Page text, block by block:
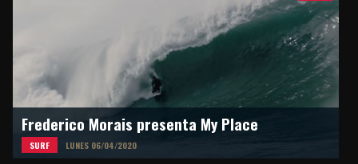
Frederico Morais presenta My Place
SURF LUNES 06/04/2020